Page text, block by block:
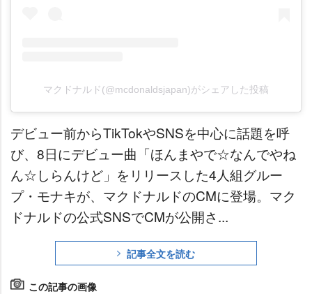
マクドナルド(@mcdonaldsjapan)がシェアした投稿
デビュー前からTikTokやSNSを中心に話題を呼
び、8日にデビュー曲「ほんまやで☆なんでやね
ん☆しらんけど」をリリースした4人組グルー
プ・モナキが、マクドナルドのCMに登場。マク
ドナルドの公式SNSでCMが公開さ...
記事全文を読む
この記事の画像